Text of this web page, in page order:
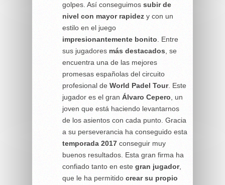
golpes. Así conseguimos subir de
nivel con mayor rapidez y con un
estilo en el juego
impresionantemente bonito . Entre
sus jugadores más destacados , se
encuentra una de las mejores
promesas españolas del circuito
profesional de World Padel Tour. Este
jugador es el gran Álvaro Cepero , un
joven que está haciendo levantarnos
de los asientos con cada punto. Gracia
a su perseverancia ha conseguido esta
temporada 2017 conseguir muy
buenos resultados. Esta gran firma ha
confiado tanto en este gran jugador,
que le ha permitido crear su propio